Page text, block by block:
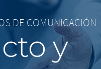
DE COMUNICACIÓN
y